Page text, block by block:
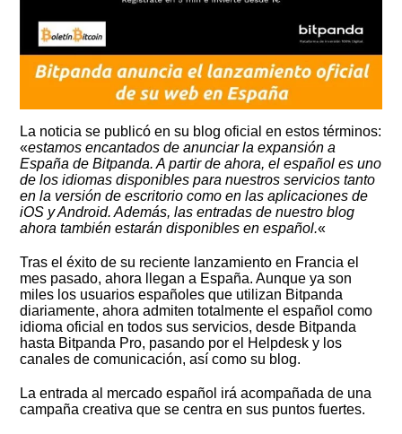
La noticia se publicó en su blog oficial en estos términos:
«estamos encantados de anunciar la expansión a
España de Bitpanda. A partir de ahora, el español es uno
de los idiomas disponibles para nuestros servicios tanto
en la versión de escritorio como en las aplicaciones de
iOS y Android. Además, las entradas de nuestro blog
ahora también estarán disponibles en español.«
Tras el éxito de su reciente lanzamiento en Francia el
mes pasado, ahora llegan a España. Aunque ya son
miles los usuarios españoles que utilizan Bitpanda
diariamente, ahora admiten totalmente el español como
idioma oficial en todos sus servicios, desde Bitpanda
hasta Bitpanda Pro, pasando por el Helpdesk y los
canales de comunicación, así como su blog.
La entrada al mercado español irá acompañada de una
campaña creativa que se centra en sus puntos fuertes.